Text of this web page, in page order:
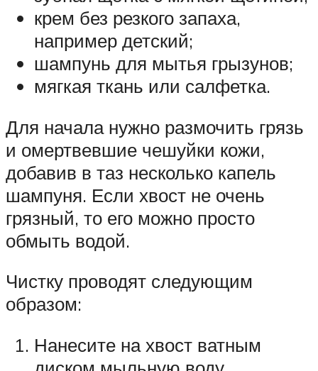
крем без резкого запаха,
например детский;
шампунь для мытья грызунов;
мягкая ткань или салфетка.
Для начала нужно размочить грязь
и омертвевшие чешуйки кожи,
добавив в таз несколько капель
шампуня. Если хвост не очень
грязный, то его можно просто
обмыть водой.
Чистку проводят следующим
образом:
Нанесите на хвост ватным